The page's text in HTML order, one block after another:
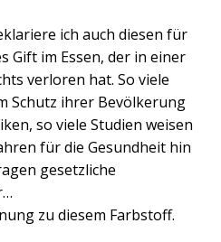
ich auch diesen für
Gift im Essen, der in einer
verloren hat. So viele
Schutz ihrer Bevölkerung
so viele Studien weisen
für die Gesundheit hin
gesetzliche
zu diesem Farbstoff.